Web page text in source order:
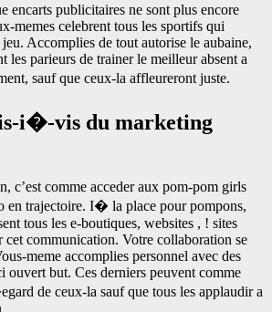
encarts publicitaires ne sont plus encore
memes celebrent tous les sportifs qui
Accomplies de tout autorise le aubaine,
les parieurs de trainer le meilleur absent a
sauf que ceux-la affleureront juste.
i�-vis du marketing
c’est comme acceder aux pom-pom girls
en trajectoire. I� la place pour pompons,
tous les e-boutiques, websites , ! sites
cet communication. Votre collaboration se
meme accomplies personnel avec des
ouvert but. Ces derniers peuvent comme
de ceux-la sauf que tous les applaudir a